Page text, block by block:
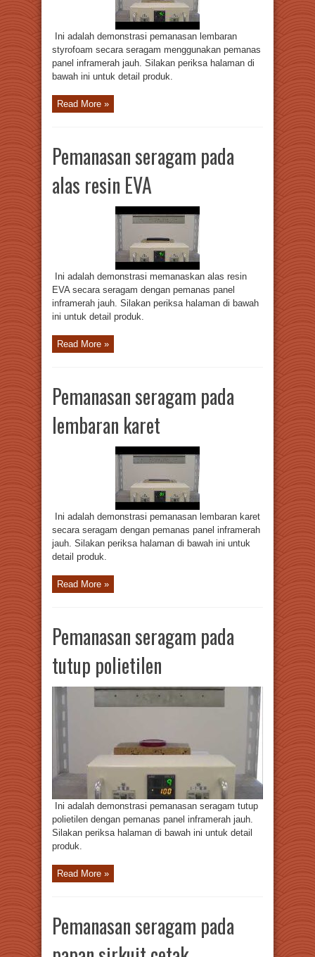
Ini adalah demonstrasi pemanasan lembaran
styrofoam secara seragam menggunakan pemanas
panel inframerah jauh. Silakan periksa halaman di
bawah ini untuk detail produk.
Read More »
Pemanasan seragam pada
alas resin EVA
Ini adalah demonstrasi memanaskan alas resin
EVA secara seragam dengan pemanas panel
inframerah jauh. Silakan periksa halaman di bawah
ini untuk detail produk.
Read More »
Pemanasan seragam pada
lembaran karet
Ini adalah demonstrasi pemanasan lembaran karet
secara seragam dengan pemanas panel inframerah
jauh. Silakan periksa halaman di bawah ini untuk
detail produk.
Read More »
Pemanasan seragam pada
tutup polietilen
Ini adalah demonstrasi pemanasan seragam tutup
polietilen dengan pemanas panel inframerah jauh.
Silakan periksa halaman di bawah ini untuk detail
produk.
Read More »
Pemanasan seragam pada